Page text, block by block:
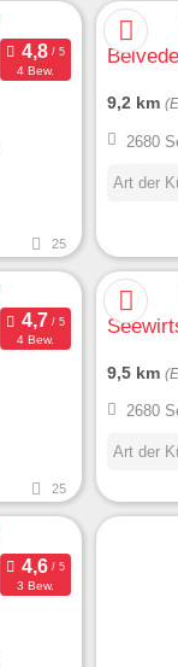
4 Bew.
25
9,2 km
2680
Art der
4 Bew.
25
9,5 km
2680
Art der
3 Bew.